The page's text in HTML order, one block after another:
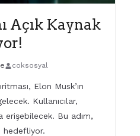
Açık Kaynak
coksosyal
Elon Musk’ın
Kullanıcılar,
erişebilecek. Bu adım,
hedefliyor.